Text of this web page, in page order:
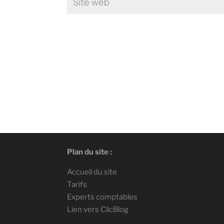
Plan du site :
Accueil du site
Tarifs
Experts comptables
Lien vers ClicBlog